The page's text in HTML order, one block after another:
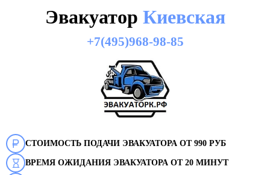
Эвакуатор Киевская
+7(495)968-98-85
СТОИМОСТЬ ПОДАЧИ ЭВАКУАТОРА ОТ 990 РУБ
ВРЕМЯ ОЖИДАНИЯ ЭВАКУАТОРА ОТ 20 МИНУТ